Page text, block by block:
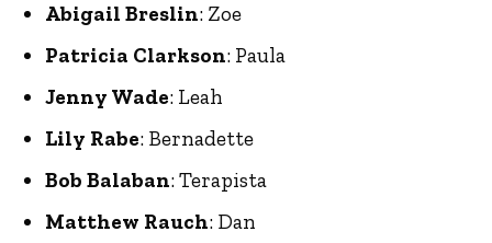
Abigail Breslin: Zoe
Patricia Clarkson: Paula
Jenny Wade: Leah
Lily Rabe: Bernadette
Bob Balaban: Terapista
Matthew Rauch: Dan